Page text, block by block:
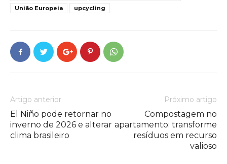
União Europeia
upcycling
Artigo anterior
El Niño pode retornar no
inverno de 2026 e alterar
clima brasileiro
Próximo artigo
Compostagem no
apartamento: transforme
resíduos em recurso
valioso